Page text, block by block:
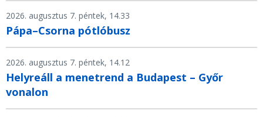
2026. augusztus 7. péntek, 14.33
Pápa–Csorna pótlóbusz
2026. augusztus 7. péntek, 14.12
Helyreáll a menetrend a Budapest – Győr
vonalon